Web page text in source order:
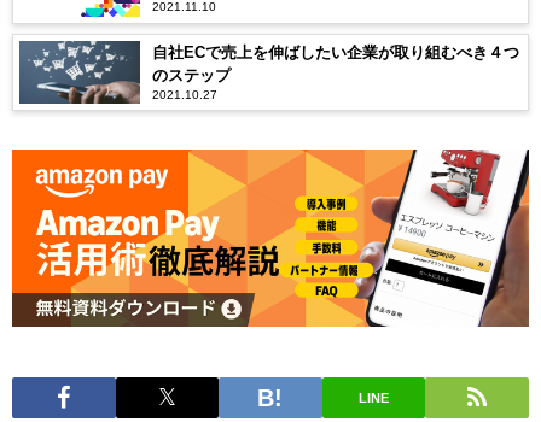
る独自調査を発表
2021.11.10
自社ECで売上を伸ばしたい企業が取り組むべき４つ
のステップ
2021.10.27
LINE